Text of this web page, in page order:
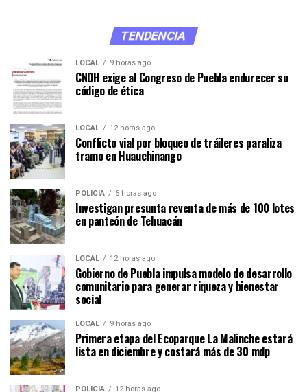
TENDENCIA
LOCAL 9 horas ago
CNDH exige al Congreso de Puebla endurecer su
código de ética
LOCAL 12 horas ago
Conflicto vial por bloqueo de tráileres paraliza
tramo en Huauchinango
POLICÍA 6 horas ago
Investigan presunta reventa de más de 100 lotes
en panteón de Tehuacán
LOCAL 12 horas ago
Gobierno de Puebla impulsa modelo de desarrollo
comunitario para generar riqueza y bienestar
social
LOCAL 9 horas ago
Primera etapa del Ecoparque La Malinche estará
lista en diciembre y costará más de 30 mdp
POLICÍA 12 horas ago